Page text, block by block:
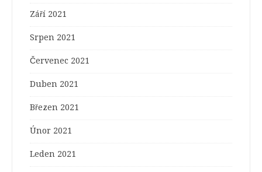
Září 2021
Srpen 2021
Červenec 2021
Duben 2021
Březen 2021
Únor 2021
Leden 2021